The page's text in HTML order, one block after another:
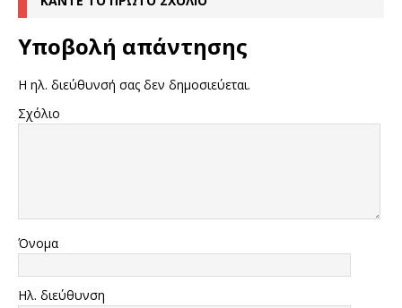
Υποβολή απάντησης
Η ηλ. διεύθυνσή σας δεν δημοσιεύεται.
Σχόλιο
Όνομα
Ηλ. διεύθυνση